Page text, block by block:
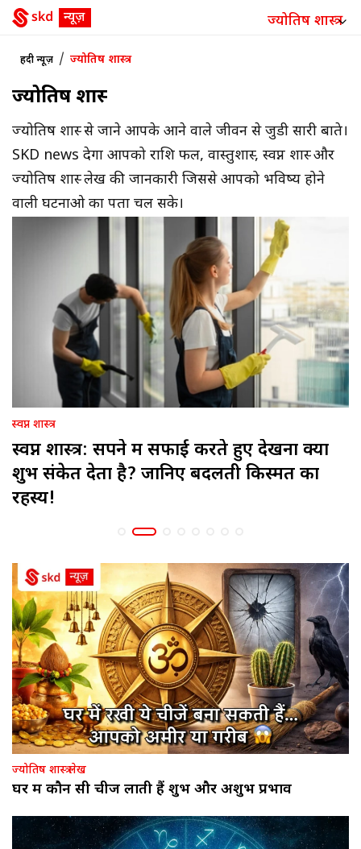
ज्योतिष शास्त्र
हिंदी न्यूज़ / ज्योतिष शास्त्र
ज्योतिष शास्त्र
ज्योतिष शास्त्र से जाने आपके आने वाले जीवन से जुडी सारी बाते।
SKD news देगा आपको राशि फल, वास्तुशास्त्र, स्वप्न शास्त्र और
ज्योतिष शास्त्र लेख की जानकारी जिससे आपको भविष्य होने
वाली घटनाओ का पता चल सके।
स्वप्न शास्त्र
स्वप्न शास्त्र: सपने में सफाई करते हुए देखना क्या
शुभ संकेत देता है? जानिए बदलती किस्मत का
रहस्य!
ज्योतिष शास्त्र लेख
घर में कौन सी चीजें लाती हैं शुभ और अशुभ प्रभाव